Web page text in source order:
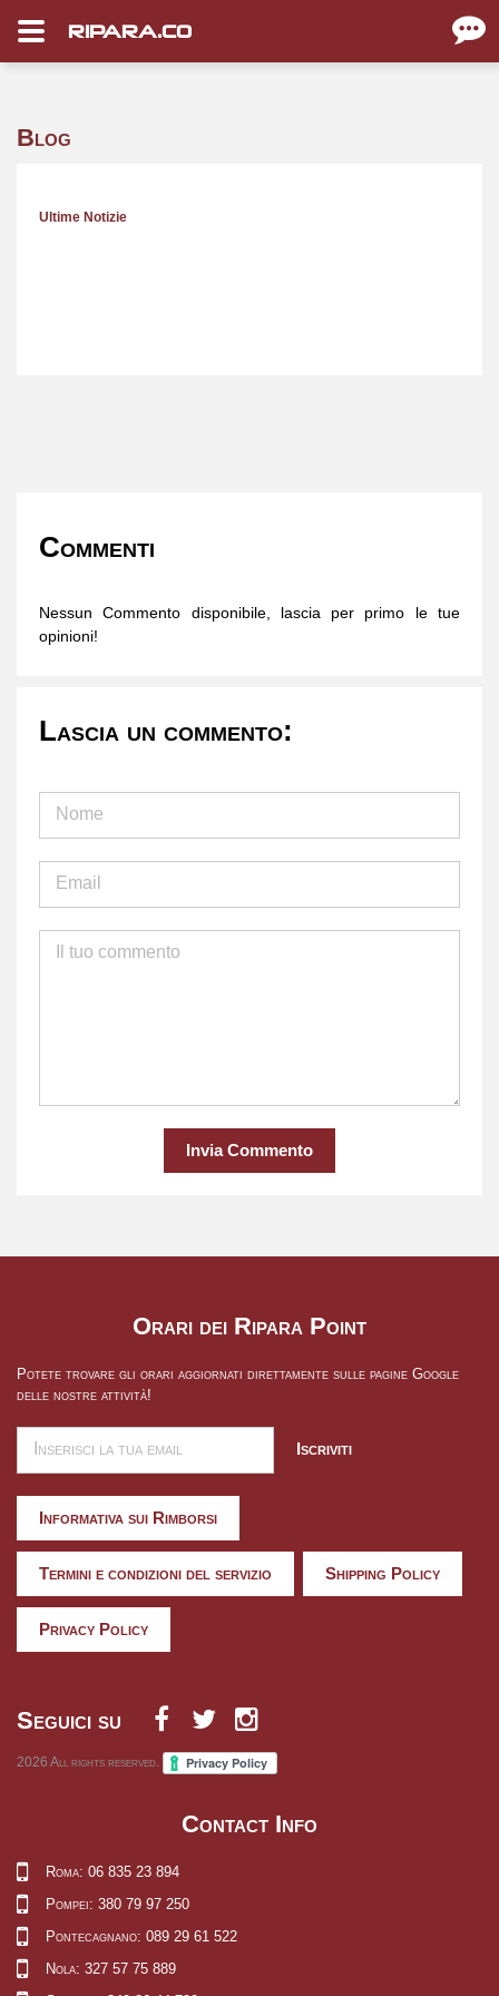
RIPARA.CO
Blog
Ultime Notizie
Commenti
Nessun Commento disponibile, lascia per primo le tue
opinioni!
Lascia un commento:
Invia Commento
Orari dei Ripara Point
Potete trovare gli orari aggiornati direttamente sulle pagine Google
delle nostre attività!
Iscriviti
Informativa sui Rimborsi
Termini e condizioni del servizio Shipping Policy
Privacy Policy
Seguici su
2026 All rights reserved.
Contact Info
Roma: 06 835 23 894
Pompei: 380 79 97 250
Pontecagnano: 089 29 61 522
Nola: 327 57 75 889